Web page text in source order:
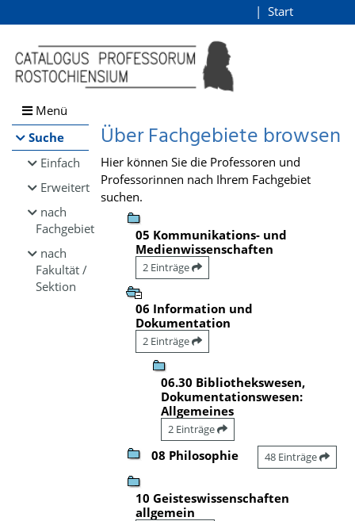
Browsen
direkt zum Inhalt
Start
Menü
Suche
Einfach
Erweitert
nach
Fachgebiet
nach
Fakultät /
Sektion
Über Fachgebiete browsen
Hier können Sie die Professoren und
Professorinnen nach Ihrem Fachgebiet
suchen.
05 Kommunikations- und
Medienwissenschaften
2 Einträge
06 Information und
Dokumentation
2 Einträge
06.30 Bibliothekswesen,
Dokumentationswesen:
Allgemeines
2 Einträge
08 Philosophie 48 Einträge
10 Geisteswissenschaften
allgemein